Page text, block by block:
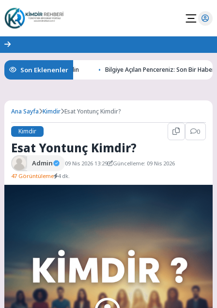
Son Eklenenler
Gizemlerini Keşfedin Bilgiye Açılan Pencereniz: Son Bir Haber ile
Ana Sayfa Kimdir Esat Yontunç Kimdir?
Kimdir 0
Esat Yontunç Kimdir?
Admin 09 Nis 2026 13:29
Güncelleme: 09 Nis 2026
47 Görüntüleme 4 dk.